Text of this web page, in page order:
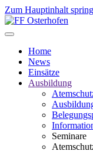
Zum Hauptinhalt
Home
News
Einsätze
Ausbildung
Seminare